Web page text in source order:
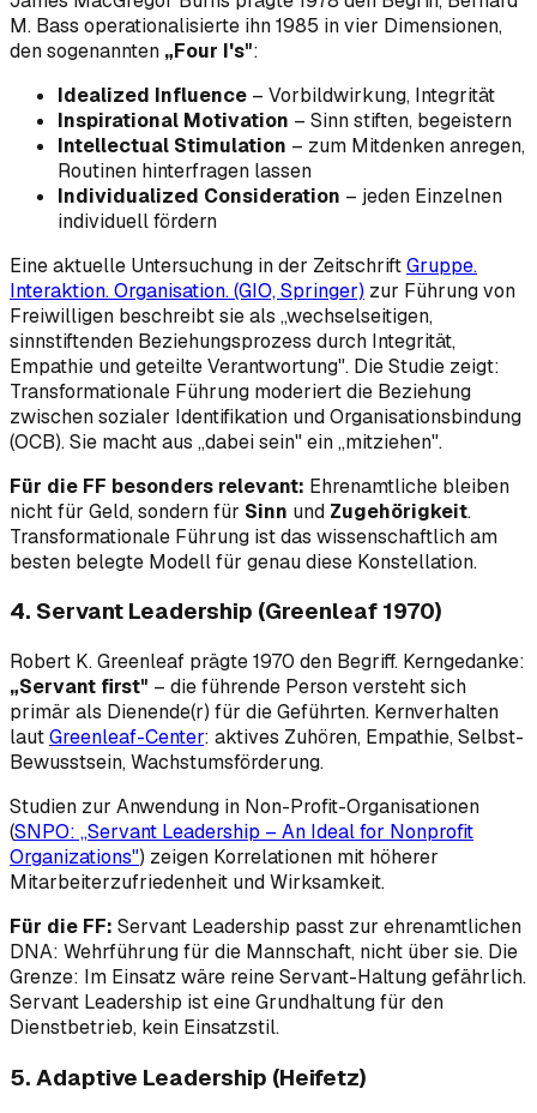
M. Bass operationalisierte ihn 1985 in vier Dimensionen,
den sogenannten „Four I's":
Idealized Influence – Vorbildwirkung, Integrität
Inspirational Motivation – Sinn stiften, begeistern
Intellectual Stimulation – zum Mitdenken anregen,
Routinen hinterfragen lassen
Individualized Consideration – jeden Einzelnen
individuell fördern
Eine aktuelle Untersuchung in der ZeitschriftGruppe.
Interaktion. Organisation. (GIO, Springer) zur Führung von
Freiwilligen beschreibt sie als „wechselseitigen,
sinnstiftenden Beziehungsprozess durch Integrität,
Empathie und geteilte Verantwortung". Die Studie zeigt:
Transformationale Führung moderiertdie Beziehung
zwischen sozialer Identifikation und Organisationsbindung
(OCB). Sie macht aus „dabei sein" ein „mitziehen".
Für die FF besonders relevant: Ehrenamtliche bleiben
nicht für Geld, sondern für Sinn und Zugehörigkeit.
Transformationale Führung ist das wissenschaftlich am
besten belegte Modell für genau diese Konstellation.
4. Servant Leadership (Greenleaf 1970)
Robert K. Greenleaf prägte 1970 den Begriff. Kerngedanke:
„Servant first" – die führende Person versteht sich
primär als Dienende(r) für die Geführten. Kernverhalten
lautGreenleaf-Center: aktives Zuhören, Empathie, Selbst-
Bewusstsein, Wachstumsförderung.
Studien zur Anwendung in Non-Profit-Organisationen
(SNPO: „Servant Leadership – An Ideal for Nonprofit
Organizations") zeigen Korrelationen mit höherer
Mitarbeiterzufriedenheit und Wirksamkeit.
Für die FF: Servant Leadership passt zur ehrenamtlichen
DNA: Wehrführungfür die Mannschaft, nicht über sie. Die
Grenze: Im Einsatz wäre reine Servant-Haltung gefährlich.
Servant Leadership ist eine Grundhaltung für den
Dienstbetrieb, kein Einsatzstil.
5. Adaptive Leadership (Heifetz)